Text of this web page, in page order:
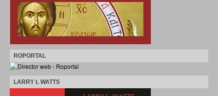
ROPORTAL
LARRY L WATTS